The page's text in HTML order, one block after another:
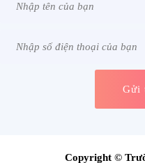
Copyright ©